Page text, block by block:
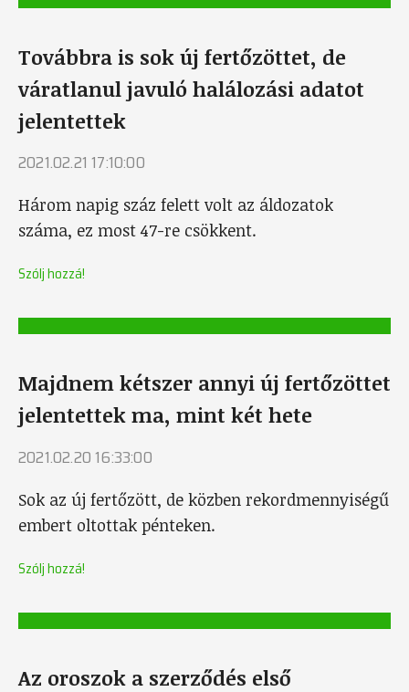
Továbbra is sok új fertőzöttet, de
váratlanul javuló halálozási adatot
jelentettek
2021.02.21 17:10:00
Három napig száz felett volt az áldozatok
száma, ez most 47-re csökkent.
Szólj hozzá!
Majdnem kétszer annyi új fertőzöttet
jelentettek ma, mint két hete
2021.02.20 16:33:00
Sok az új fertőzött, de közben rekordmennyiségű
embert oltottak pénteken.
Szólj hozzá!
Az oroszok a szerződés első